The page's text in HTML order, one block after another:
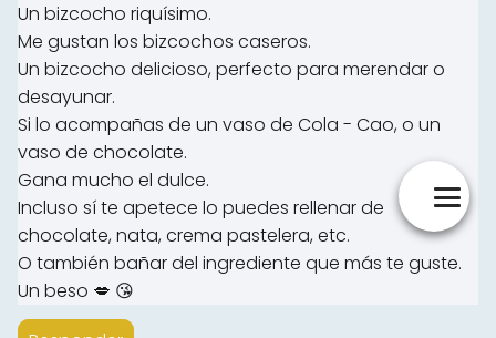
Un bizcocho riquísimo.
Me gustan los bizcochos caseros.
Un bizcocho delicioso, perfecto para merendar o
desayunar.
Si lo acompañas de un vaso de Cola - Cao, o un
vaso de chocolate.
Gana mucho el dulce.
Incluso sí te apetece lo puedes rellenar de
chocolate, nata, crema pastelera, etc.
O también bañar del ingrediente que más te guste.
Un beso 💋 😘